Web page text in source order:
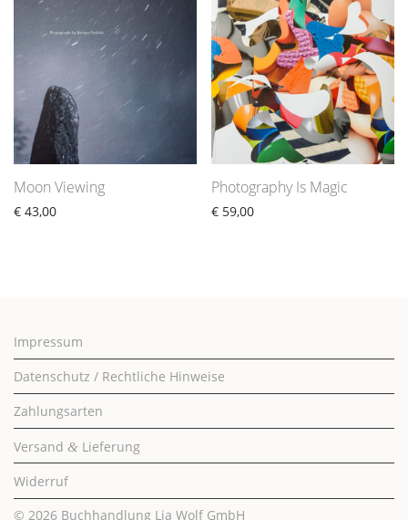
Moon Viewing
€ 43,00
Photography Is Magic
€ 59,00
Impressum
Datenschutz / Rechtliche Hinweise
Zahlungsarten
Versand & Lieferung
Widerruf
© 2026 Buchhandlung Lia Wolf GmbH